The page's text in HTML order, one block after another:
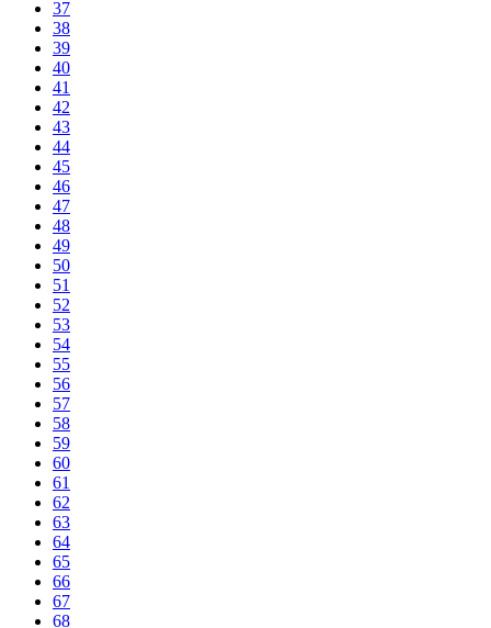
37
38
39
40
41
42
43
44
45
46
47
48
49
50
51
52
53
54
55
56
57
58
59
60
61
62
63
64
65
66
67
68